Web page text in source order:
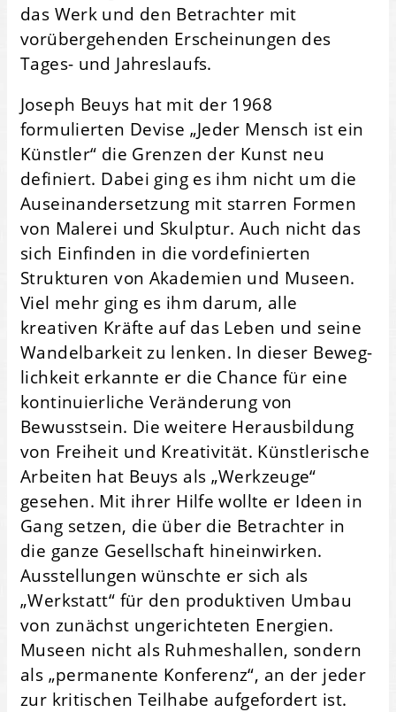
das Werk und den Betrachter mit
vorübergehenden Erscheinungen des
Tages- und Jahreslaufs.
Joseph Beuys hat mit der 1968
formulierten Devise „Jeder Mensch ist ein
Künstler“ die Grenzen der Kunst neu
definiert. Dabei ging es ihm nicht um die
Aus­einander­setzung mit starren Formen
von Malerei und Skulptur. Auch nicht das
sich Ein­finden in die vordefinierten
Strukturen von Akademien und Museen.
Viel mehr ging es ihm darum, alle
kreativen Kräfte auf das Leben und seine
Wandel­barkeit zu lenken. In dieser Beweg­
lichkeit erkannte er die Chance für eine
kontinuierliche Veränderung von
Bewusstsein. Die weitere Heraus­bildung
von Freiheit und Kreativität. Künstler­ische
Arbeiten hat Beuys als „Werk­zeuge“
gesehen. Mit ihrer Hilfe wollte er Ideen in
Gang setzen, die über die Betrachter in
die ganze Gesellschaft hinein­wirken.
Ausstellungen wünschte er sich als
„Werkstatt“ für den produktiven Umbau
von zunächst ungerichteten Energien.
Museen nicht als Ruhmes­hallen, sondern
als „permanente Konferenz“, an der jeder
zur kritischen Teilhabe aufge­fordert ist.